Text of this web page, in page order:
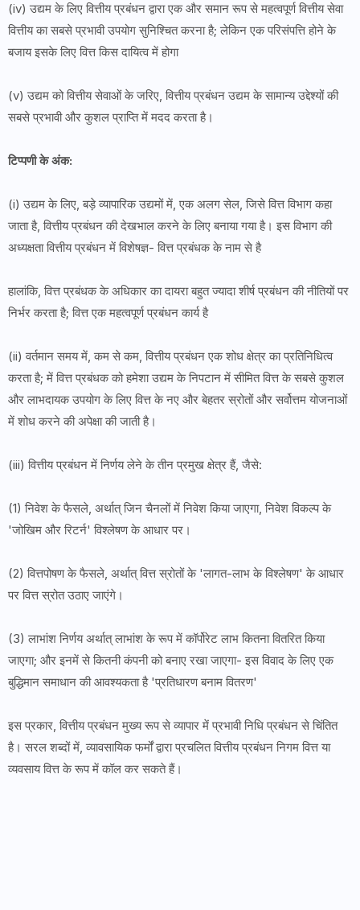
(iv) उद्यम के लिए वित्तीय प्रबंधन द्वारा एक और समान रूप से महत्वपूर्ण वित्तीय सेवा
वित्तीय का सबसे प्रभावी उपयोग सुनिश्चित करना है; लेकिन एक परिसंपत्ति होने के
बजाय इसके लिए वित्त किस दायित्व में होगा
(v) उद्यम को वित्तीय सेवाओं के जरिए, वित्तीय प्रबंधन उद्यम के सामान्य उद्देश्यों की
सबसे प्रभावी और कुशल प्राप्ति में मदद करता है।
टिप्पणी के अंक:
(i) उद्यम के लिए, बड़े व्यापारिक उद्यमों में, एक अलग सेल, जिसे वित्त विभाग कहा
जाता है, वित्तीय प्रबंधन की देखभाल करने के लिए बनाया गया है। इस विभाग की
अध्यक्षता वित्तीय प्रबंधन में विशेषज्ञ- वित्त प्रबंधक के नाम से है
हालांकि, वित्त प्रबंधक के अधिकार का दायरा बहुत ज्यादा शीर्ष प्रबंधन की नीतियों पर
निर्भर करता है; वित्त एक महत्वपूर्ण प्रबंधन कार्य है
(ii) वर्तमान समय में, कम से कम, वित्तीय प्रबंधन एक शोध क्षेत्र का प्रतिनिधित्व
करता है; में वित्त प्रबंधक को हमेशा उद्यम के निपटान में सीमित वित्त के सबसे कुशल
और लाभदायक उपयोग के लिए वित्त के नए और बेहतर स्रोतों और सर्वोत्तम योजनाओं
में शोध करने की अपेक्षा की जाती है।
(iii) वित्तीय प्रबंधन में निर्णय लेने के तीन प्रमुख क्षेत्र हैं, जैसे:
(1) निवेश के फैसले, अर्थात् जिन चैनलों में निवेश किया जाएगा, निवेश विकल्प के
'जोखिम और रिटर्न' विश्लेषण के आधार पर।
(2) वित्तपोषण के फैसले, अर्थात् वित्त स्रोतों के 'लागत-लाभ के विश्लेषण' के आधार
पर वित्त स्रोत उठाए जाएंगे।
(3) लाभांश निर्णय अर्थात् लाभांश के रूप में कॉर्पोरेट लाभ कितना वितरित किया
जाएगा; और इनमें से कितनी कंपनी को बनाए रखा जाएगा- इस विवाद के लिए एक
बुद्धिमान समाधान की आवश्यकता है 'प्रतिधारण बनाम वितरण'
इस प्रकार, वित्तीय प्रबंधन मुख्य रूप से व्यापार में प्रभावी निधि प्रबंधन से चिंतित
है। सरल शब्दों में, व्यावसायिक फर्मों द्वारा प्रचलित वित्तीय प्रबंधन निगम वित्त या
व्यवसाय वित्त के रूप में कॉल कर सकते हैं।